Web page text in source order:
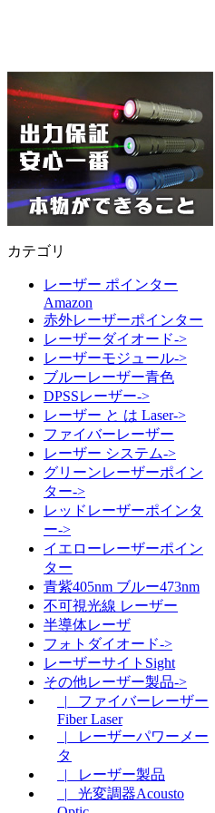
カテゴリ
レーザー ポインター
Amazon
赤外レーザーポインター
レーザーダイオード->
レーザーモジュール->
ブルーレーザー青色
DPSSレーザー->
レーザー と は Laser->
ファイバーレーザー
レーザー システム->
グリーンレーザーポイン
ター->
レッドレーザーポインタ
ー->
イエローレーザーポイン
ター
青紫405nm ブルー473nm
不可視光線 レーザー
半導体レーザ
フォトダイオード->
レーザーサイトSight
その他レーザー製品->
|_ ファイバーレーザー
Fiber Laser
|_ レーザーパワーメー
タ
|_ レーザー製品
|_ 光変調器Acousto